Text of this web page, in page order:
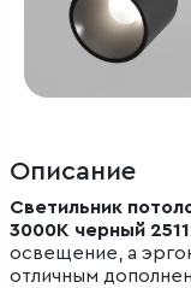
Описание
Светильник
3000K черный
освещение, а
отличным